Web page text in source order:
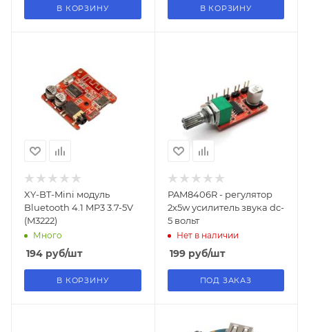
В КОРЗИНУ В КОРЗИНУ
XY-BT-Mini модуль
Bluetooth 4.1 MP3 3.7-5V
(M3222)
Много
194 руб/шт
В КОРЗИНУ
PAM8406R - регулятор
2х5w усилитель звука dc-
5 вольт
Нет в наличии
199руб/шт
ПОД ЗАКАЗ